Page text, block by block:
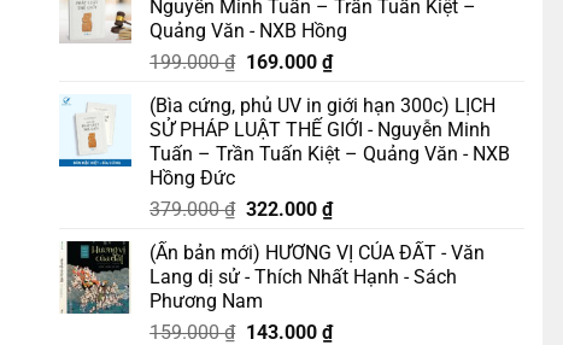
Nguyễn Minh Tuấn – Trần Tuấn Kiệt –
Quảng Văn - NXB Hồng
199.000₫ Giá
là:
199.000 ₫.
169.000 ₫Giá
tại
là:
169.000 ₫.
(Bìa cứng, phủ UV in giới hạn 300c) LỊCH
SỬ PHÁP LUẬT THẾ GIỚI - Nguyễn Minh
Tuấn – Trần Tuấn Kiệt – Quảng Văn - NXB
Hồng Đức
379.000₫ Giá
là:
379.000 ₫.
322.000 ₫Giá
tại
là:
(Ấn bản mới) HƯƠNG VỊ CỦA ĐẤT - Văn
Lang dị sử - Thích Nhất Hạnh - Sách
Phương Nam
159.000₫ Giá
143.000 ₫Giá